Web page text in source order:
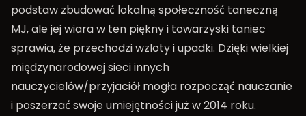
podstaw zbudować lokalną społeczność taneczną
MJ, ale jej wiara w ten piękny i towarzyski taniec
sprawia, że przechodzi wzloty i upadki. Dzięki wielkiej
międzynarodowej sieci innych
nauczycielów/przyjaciół mogła rozpocząć nauczanie
i poszerzać swoje umiejętności już w 2014 roku.